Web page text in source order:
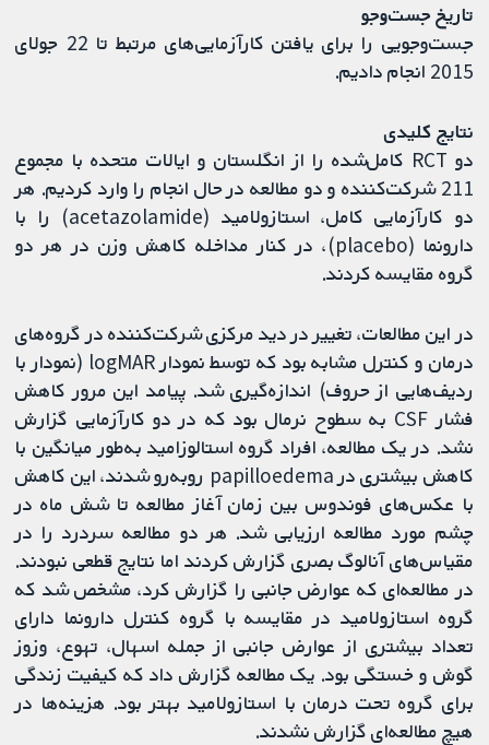
تاریخ جست‌و‌جو
جست‌وجویی را برای یافتن کارآزمایی‌های مرتبط تا 22 جولای
2015 انجام دادیم.
نتایج کلیدی
دو RCT کامل‌شده را از انگلستان و ایالات متحده با مجموع
211 شرکت‌کننده و دو مطالعه در حال انجام را وارد کردیم. هر
دو کارآزمایی کامل، استازولامید (acetazolamide) را با
دارونما (placebo)، در کنار مداخله کاهش وزن در هر دو
گروه مقایسه کردند.
در این مطالعات، تغییر در دید مرکزی شرکت‌کننده در گروه‌های
درمان و کنترل مشابه بود که توسط نمودار logMAR (نمودار با
ردیف‌هایی از حروف) اندازه‌گیری شد. پیامد این مرور کاهش
فشار CSF به سطوح نرمال بود که در دو کارآزمایی گزارش
نشد. در یک مطالعه، افراد گروه استالوزامید به‌طور میانگین با
کاهش بیشتری در papilloedema روبه‌رو شدند، این کاهش
با عکس‌های فوندوس بین زمان آغاز مطالعه تا شش ماه در
چشم مورد مطالعه ارزیابی شد. هر دو مطالعه سردرد را در
مقیاس‌های آنالوگ بصری گزارش کردند اما نتایج قطعی نبودند.
در مطالعه‌ای که عوارض جانبی را گزارش کرد، مشخص شد که
گروه استازولامید در مقایسه با گروه کنترل دارونما دارای
تعداد بیشتری از عوارض جانبی از جمله اسهال، تهوع، وزوز
گوش و خستگی بود. یک مطالعه گزارش داد که کیفیت زندگی
برای گروه تحت درمان با استازولامید بهتر بود. هزینه‌ها در
هیچ مطالعه‌ای گزارش نشدند.